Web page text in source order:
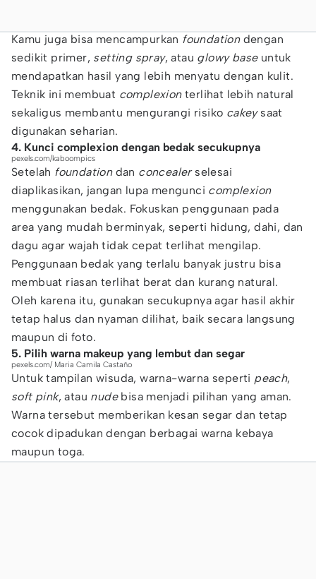
Kamu juga bisa mencampurkan foundationdengan
sedikit primer, setting spray, atau glowy baseuntuk
mendapatkan hasil yang lebih menyatu dengan kulit.
Teknik ini membuat complexionterlihat lebih natural
sekaligus membantu mengurangi risiko cakeysaat
digunakan seharian.
4. Kunci complexion dengan bedak secukupnya
pexels.com/kaboompics
Setelah foundationdan concealerselesai
diaplikasikan, jangan lupa mengunci complexion
menggunakan bedak. Fokuskan penggunaan pada
area yang mudah berminyak, seperti hidung, dahi, dan
dagu agar wajah tidak cepat terlihat mengilap.
Penggunaan bedak yang terlalu banyak justru bisa
membuat riasan terlihat berat dan kurang natural.
Oleh karena itu, gunakan secukupnya agar hasil akhir
tetap halus dan nyaman dilihat, baik secara langsung
maupun di foto.
5. Pilih warna makeup yang lembut dan segar
pexels.com/ Maria Camila Castaño
Untuk tampilan wisuda, warna-warna seperti peach,
soft pink, atau nudebisa menjadi pilihan yang aman.
Warna tersebut memberikan kesan segar dan tetap
cocok dipadukan dengan berbagai warna kebaya
maupun toga.